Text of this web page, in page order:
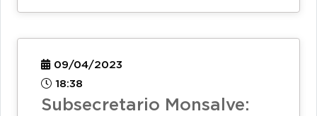
09/04/2023
18:38
Subsecretario Monsalve: